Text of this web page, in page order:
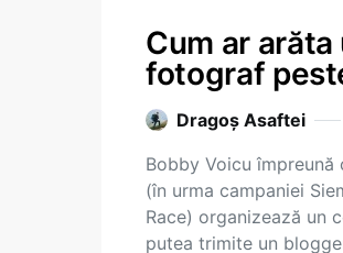
Cum ar
fotograf
Dragoş Asaftei
Bobby Voicu împreună
(în urma campaniei
Race) organizează un
putea trimite un